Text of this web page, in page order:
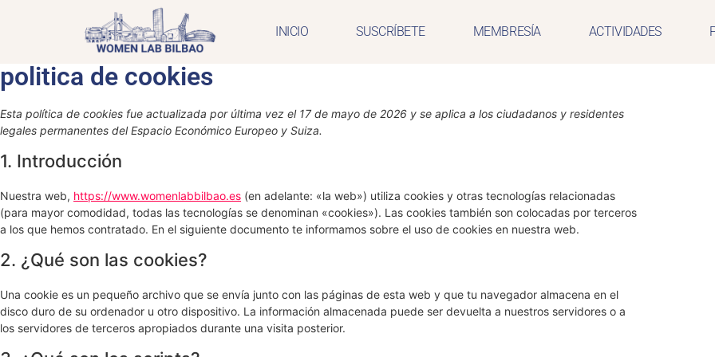
INICIO SUSCRÍBETE MEMBRESÍA ACTIVIDADES
politica de cookies
Esta política de cookies fue actualizada por última vez el 17 de mayo de 2026 y se aplica a los ciudadanos y residentes
legales permanentes del Espacio Económico Europeo y Suiza.
1. Introducción
Nuestra web, https://www.womenlabbilbao.es (en adelante: «la web») utiliza cookies y otras tecnologías relacionadas
(para mayor comodidad, todas las tecnologías se denominan «cookies»). Las cookies también son colocadas por terceros
a los que hemos contratado. En el siguiente documento te informamos sobre el uso de cookies en nuestra web.
2. ¿Qué son las cookies?
Una cookie es un pequeño archivo que se envía junto con las páginas de esta web y que tu navegador almacena en el
disco duro de su ordenador u otro dispositivo. La información almacenada puede ser devuelta a nuestros servidores o a
los servidores de terceros apropiados durante una visita posterior.